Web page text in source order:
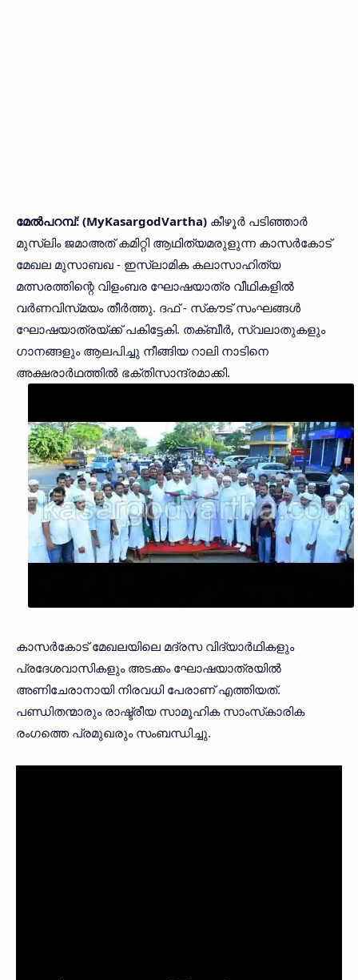
മേൽപറമ്പ്: (MyKasargodVartha) കീഴൂർ പടിഞ്ഞാർ
മുസ്ലിം ജമാഅത് കമിറ്റി ആഥിത്യമരുളുന്ന കാസർകോട്
മേഖല മുസാബഖ - ഇസ്ലാമിക കലാസാഹിത്യ
മത്സരത്തിന്റെ വിളംബര ഘോഷയാത്ര വീഥികളിൽ
വർണവിസ്‌മയം തീർത്തു. ദഫ് - സ്‌കൗട് സംഘങ്ങൾ
ഘോഷയാത്രയ്ക്ക് പകിട്ടേകി. തക്ബീര്‍, സ്വലാതുകളും
ഗാനങ്ങളും ആലപിച്ചു നീങ്ങിയ റാലി നാടിനെ
അക്ഷരാര്‍ഥത്തില്‍ ഭക്തിസാന്ദ്രമാക്കി.
കാസർകോട് മേഖലയിലെ മദ്രസ വിദ്യാർഥികളും
പ്രദേശവാസികളും അടക്കം ഘോഷയാത്രയില്‍
അണിചേരാനായി നിരവധി പേരാണ് എത്തിയത്.
പണ്ഡിതന്മാരും രാഷ്ട്രീയ സാമൂഹിക സാംസ്‌കാരിക
രംഗത്തെ പ്രമുഖരും സംബന്ധിച്ചു.